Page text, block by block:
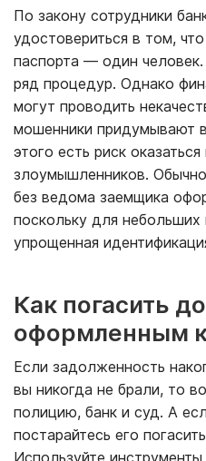
По закону сотрудники
удостовериться в том,
паспорта — один
ряд процедур. Однако
могут проводить
мошенники придумывают
этого есть риск
злоумышленников.
без ведома заемщика
поскольку для небольших
упрощенная
Как погасить
оформленным
Если задолженность
вы никогда не брали, то
полицию, банк и суд. А
постарайтесь его
Используйте